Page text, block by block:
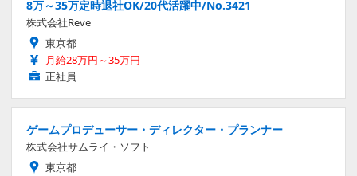
8万～35万定時退社OK/20代活躍中/No.3421
株式会社Reve
東京都
月給28万円～35万円
正社員
ゲームプロデューサー・ディレクター・プランナー
株式会社サムライ・ソフト
東京都